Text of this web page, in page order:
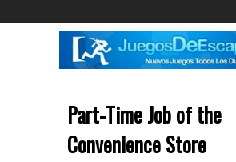
Part-Time Job of the
Convenience Store